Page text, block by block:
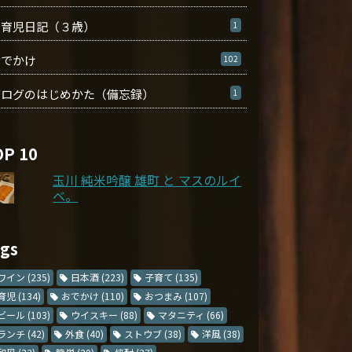
日記（３歳） 1
かけ 102
グのはじめかた（備忘録） 1
10
玉川 純米吟醸 雄町 と マスのルイ
ベ。
イン (235) 日本酒 (223) 子育て (135)
児 (134) おでかけ (110) おつまみ (107)
ール (103) ウイスキー (88) マタニティ (66)
ンチ (42) 外食 (40) ストウブ (38) 洋風 (38)